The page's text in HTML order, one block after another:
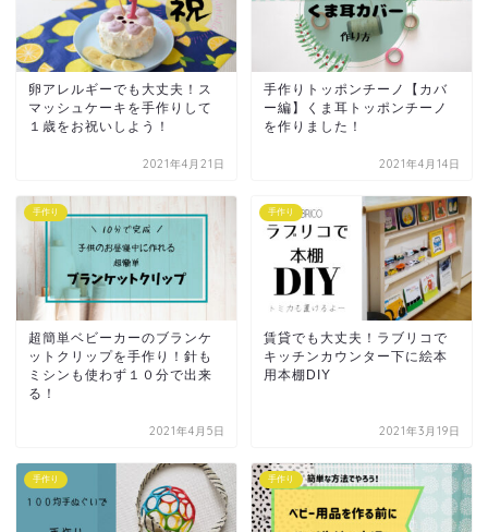
卵アレルギーでも大丈夫！ス
マッシュケーキを手作りして
１歳をお祝いしよう！
2021年4月21日
手作りトッポンチーノ【カバ
ー編】くま耳トッポンチーノ
を作りました！
2021年4月14日
手作り
超簡単ベビーカーのブランケ
ットクリップを手作り！針も
ミシンも使わず１０分で出来
る！
2021年4月5日
手作り
賃貸でも大丈夫！ラブリコで
キッチンカウンター下に絵本
用本棚DIY
2021年3月19日
手作り 手作り